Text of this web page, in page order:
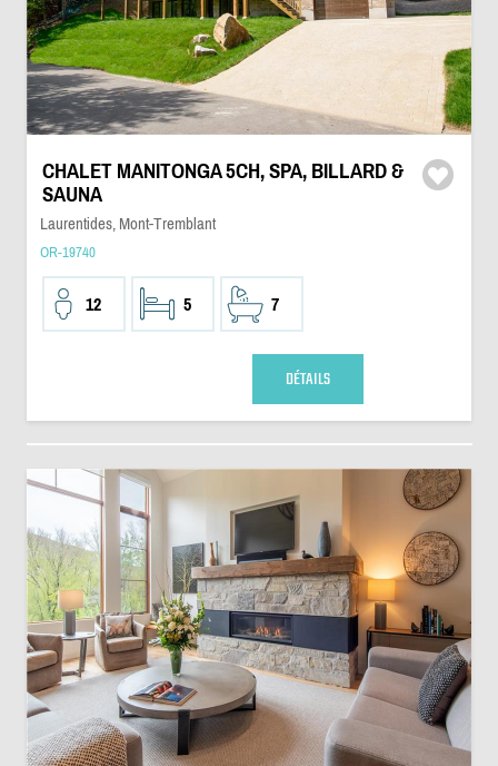
CHALET MANITONGA 5CH, SPA, BILLARD &
SAUNA
Laurentides, Mont-Tremblant
OR-19740
12 5 7
DÉTAILS